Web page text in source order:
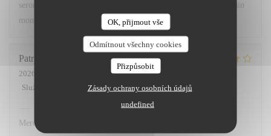
OK, přijmout vše
Odmítnout všechny cookies
Přizpůsobit
Zásady ochrany osobních údajů
undefined
serons très heureux de vous accueillir à nouveau pour un prochain
moment gourmand. À très bientôt !
Patricia
2026-07-02
- 12:00 - Hosté 3
Služba
Atmosféra: 4/5 Kuchyně: 4/5 Kvalita / Cena
odpověděl na hodnocení
Merci.